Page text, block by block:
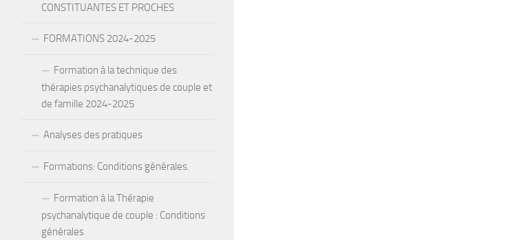
CONSTITUANTES ET PROCHES
FORMATIONS 2024-2025
Formation à la technique des
thérapies psychanalytiques de couple et
de famille 2024-2025
Analyses des pratiques
Formations: Conditions générales.
Formation à la Thérapie
psychanalytique de couple : Conditions
générales